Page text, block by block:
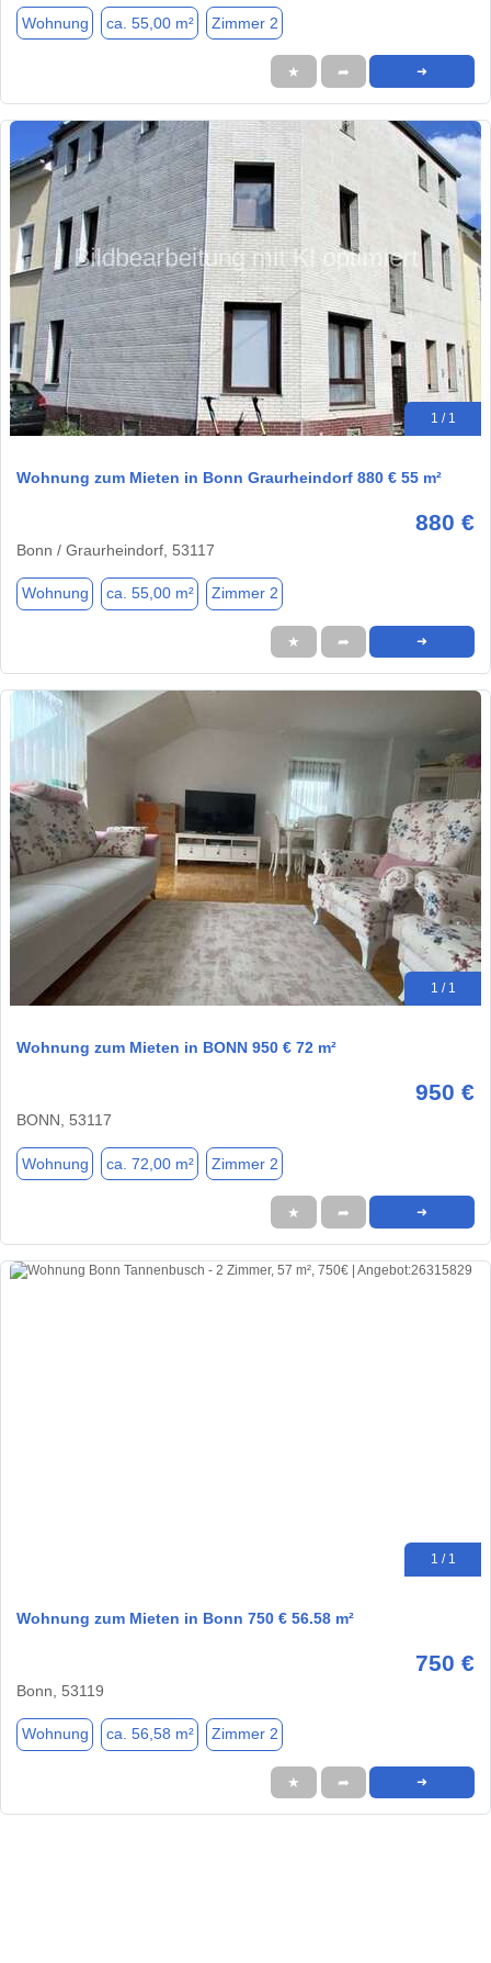
Wohnung ca. 55,00 m² Zimmer 2
★ ➦ ➜
1 / 1
Wohnung zum Mieten in Bonn Graurheindorf 880 € 55 m²
880 €
Bonn / Graurheindorf, 53117
Wohnung ca. 55,00 m² Zimmer 2
★ ➦ ➜
1 / 1
Wohnung zum Mieten in BONN 950 € 72 m²
950 €
BONN, 53117
Wohnung ca. 72,00 m² Zimmer 2
★ ➦ ➜
1 / 1
Wohnung zum Mieten in Bonn 750 € 56.58 m²
750 €
Bonn, 53119
Wohnung ca. 56,58 m² Zimmer 2
★ ➦ ➜